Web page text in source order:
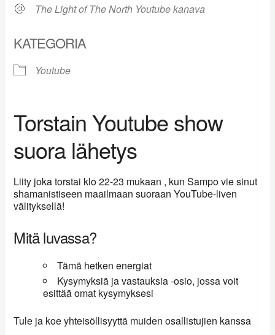
The Light of The North Youtube kanava
KATEGORIA
Youtube
Torstain Youtube show
suora lähetys
Liity joka torstai klo 22-23 mukaan , kun Sampo vie sinut
shamanistiseen maailmaan suoraan YouTube-liven
välityksellä!
Mitä luvassa?
Tämä hetken energiat
Kysymyksiä ja vastauksia -osio, jossa voit
esittää omat kysymyksesi
Tule ja koe yhteisöllisyyttä muiden osallistujien kanssa